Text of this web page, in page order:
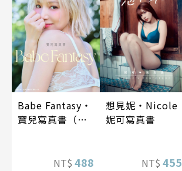
Babe Fantasy‧
寶兒寫真書（加
NT$ 488
想見妮‧Nicole
妮可寫真書
NT$ 455